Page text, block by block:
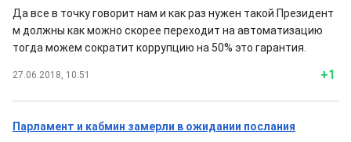
Да все в точку говорит нам и как раз нужен такой Президент
м должны как можно скорее переходит на автоматизацию
тогда можем сократит коррупцию на 50% это гарантия.
27.06.2018, 10:51 +1
Парламент и кабмин замерли в ожидании послания